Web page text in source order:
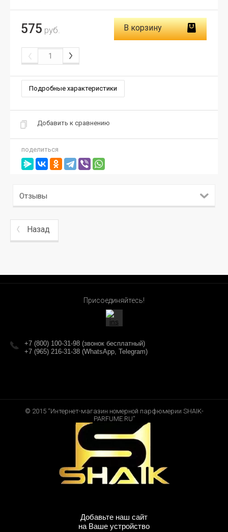
575 руб. В корзину
Подробные характеристики
Добавить к сравнению
поделиться
Отзывы
Назад
Присоединяйтесь!
+7 (800) 100-31-98 (звонок бесплатный)
+7 (965) 216-31-38 (WhatsApp, Telegram)
© 2015 “Интернет-магазин номерной парфюмерии SHAIK-
PARFUME.RU”
Добавьте наш сайт
на Ваше устройство